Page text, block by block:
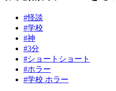
#怪談
#学校
#神
#3分
#ショートショート
#ホラー
#学校 ホラー